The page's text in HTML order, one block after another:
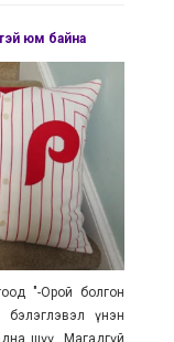
юм байна
"-Орой болгон
үнэн